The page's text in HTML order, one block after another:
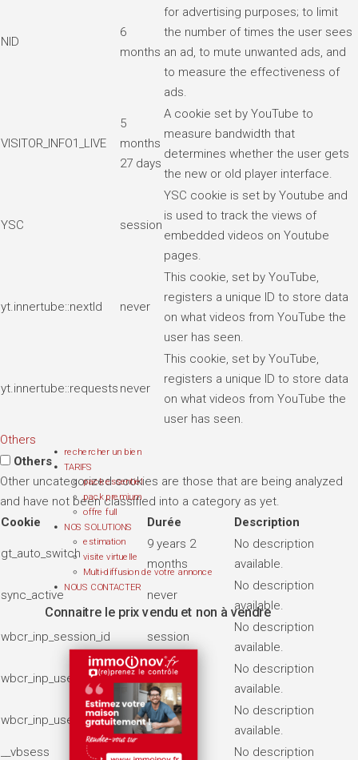
NID
6
months
for advertising purposes; to limit
the number of times the user sees
an ad, to mute unwanted ads, and
to measure the effectiveness of
ads.
VISITOR_INFO1_LIVE
5
months
27 days
A cookie set by YouTube to
measure bandwidth that
determines whether the user gets
the new or old player interface.
YSC session
YSC cookie is set by Youtube and
is used to track the views of
embedded videos on Youtube
pages.
yt.innertube::nextId never
This cookie, set by YouTube,
registers a unique ID to store data
on what videos from YouTube the
user has seen.
yt.innertube::requests never
This cookie, set by YouTube,
registers a unique ID to store data
on what videos from YouTube the
user has seen.
Others
Others
Other uncategorized cookies are those that are being analyzed
and have not been classified into a category as yet.
Cookie
Durée Description
gt_auto_switch
9 years 2
months
No description
available.
sync_active never
No description
available.
wbcr_inp_session_id session
No description
available.
wbcr_inp_user_page_views 7 days
No description
available.
wbcr_inp_user_visits 2 months
No description
available.
__vbsess
7 days
No description
rechercher un bien
TARIFS
pack essentiel
pack premium
offre full
NOS SOLUTIONS
estimation
visite virtuelle
Multi-diffusion de votre annonce
NOUS CONTACTER
Connaitre le prix vendu et non à vendre